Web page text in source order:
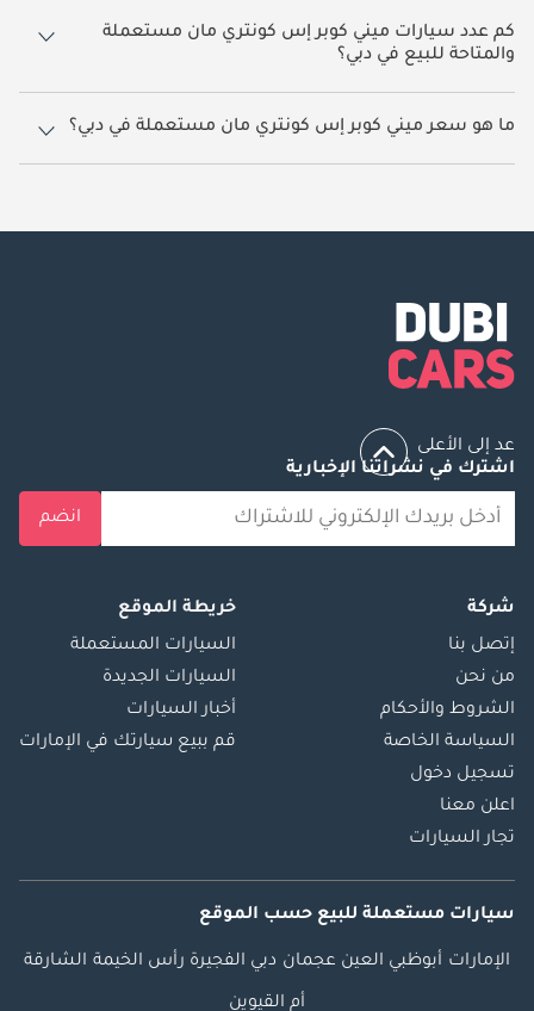
كم عدد سيارات ميني كوبر إس كونتري مان مستعملة
والمتاحة للبيع في دبي؟
2 سيارة ميني كوبر إس كونتري مان مستعملة متوفرة للبيع في دبي.
ما هو سعر ميني كوبر إس كونتري مان مستعملة في دبي؟
يبدأ سعر سيارة ميني كوبر إس كونتري مان مستعملة في دبي 98,999.
عد إلى الأعلى
اشترك في نشراتنا الإخبارية
انضم
شركة
إتصل بنا
من نحن
الشروط والأحكام
السياسة الخاصة
تسجيل دخول
اعلن معنا
تجار السيارات
خريطة الموقع
السيارات المستعملة
السيارات الجديدة
أخبار السيارات
قم ببيع سيارتك في الإمارات
سيارات مستعملة للبيع حسب الموقع
الإمارات أبوظبي العين عجمان دبي الفجيرة رأس الخيمة الشارقة
أم القيوين